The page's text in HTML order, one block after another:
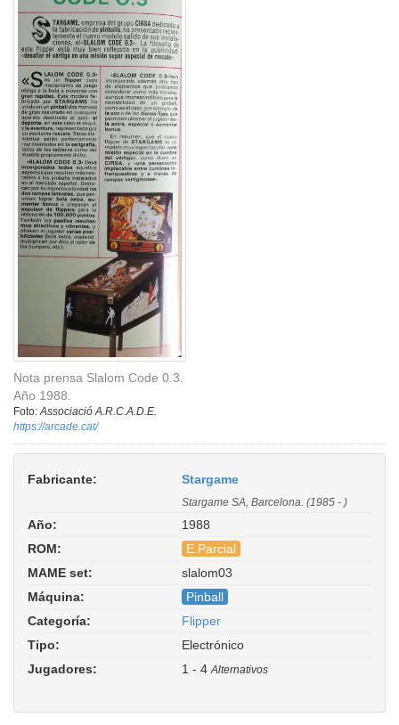
Nota prensa Slalom Code 0.3.
Año 1988.
Foto:Associació A.R.C.A.D.E.
https://arcade.cat/
Fabricante: Stargame
Stargame SA, Barcelona. (1985 - )
Año:
1988
ROM:
E.Parcial
MAME set:
slalom03
Slalom Code 0.3. Driver:
pinball/joctronic.cpp
Máquina:
Pinball
Categoría:
Flipper
Tipo:
Electrónico
Jugadores:
1 - 4Alternativos